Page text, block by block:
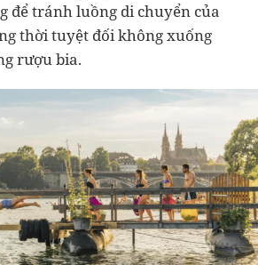
để tránh luồng di chuyển của
thời tuyệt đối không xuống
rượu bia.